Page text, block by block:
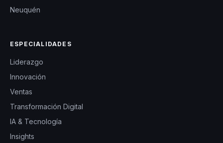
Neuquén
ESPECIALIDADES
Liderazgo
Innovación
Ventas
Transformación Digital
IA & Tecnología
Insights